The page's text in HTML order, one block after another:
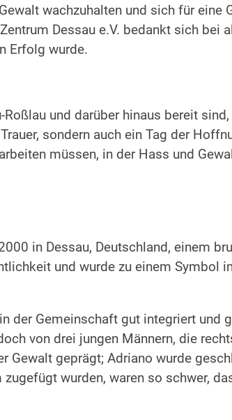
wachzuhalten und sich für eine
Dessau e.V. bedankt sich bei
Erfolg wurde.
und darüber hinaus bereit
sondern auch ein Tag der
müssen, in der Hass und
in Dessau, Deutschland, einem
und wurde zu einem Symbol
der Gemeinschaft gut integriert und
von drei jungen Männern, die
Gewalt geprägt; Adriano wurde
wurden, waren so schwer,